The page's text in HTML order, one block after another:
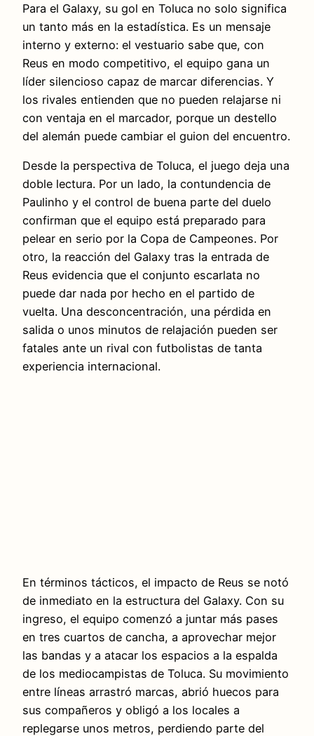
Para el Galaxy, su gol en Toluca no solo significa
un tanto más en la estadística. Es un mensaje
interno y externo: el vestuario sabe que, con
Reus en modo competitivo, el equipo gana un
líder silencioso capaz de marcar diferencias. Y
los rivales entienden que no pueden relajarse ni
con ventaja en el marcador, porque un destello
del alemán puede cambiar el guion del encuentro.
Desde la perspectiva de Toluca, el juego deja una
doble lectura. Por un lado, la contundencia de
Paulinho y el control de buena parte del duelo
confirman que el equipo está preparado para
pelear en serio por la Copa de Campeones. Por
otro, la reacción del Galaxy tras la entrada de
Reus evidencia que el conjunto escarlata no
puede dar nada por hecho en el partido de
vuelta. Una desconcentración, una pérdida en
salida o unos minutos de relajación pueden ser
fatales ante un rival con futbolistas de tanta
experiencia internacional.
En términos tácticos, el impacto de Reus se notó
de inmediato en la estructura del Galaxy. Con su
ingreso, el equipo comenzó a juntar más pases
en tres cuartos de cancha, a aprovechar mejor
las bandas y a atacar los espacios a la espalda
de los mediocampistas de Toluca. Su movimiento
entre líneas arrastró marcas, abrió huecos para
sus compañeros y obligó a los locales a
replegarse unos metros, perdiendo parte del